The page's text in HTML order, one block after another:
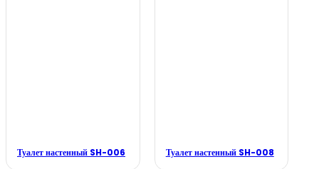
Туалет настенный SH-006 Туалет настенный SH-008